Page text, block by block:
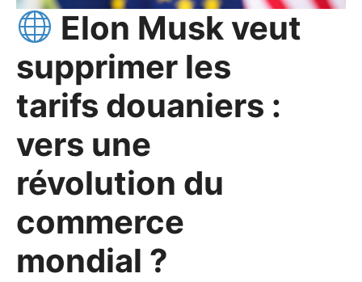
Elon Musk veut
supprimer les
tarifs douaniers :
vers une
révolution du
commerce
mondial ?